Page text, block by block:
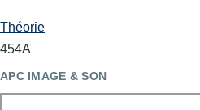
Théorie
454A
APC IMAGE & SON